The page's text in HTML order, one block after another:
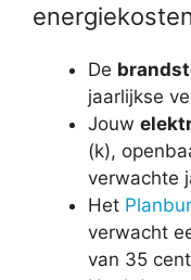
De
jaarlijkse
Jouw
(k),
verwachte
Het
verwacht
van 35